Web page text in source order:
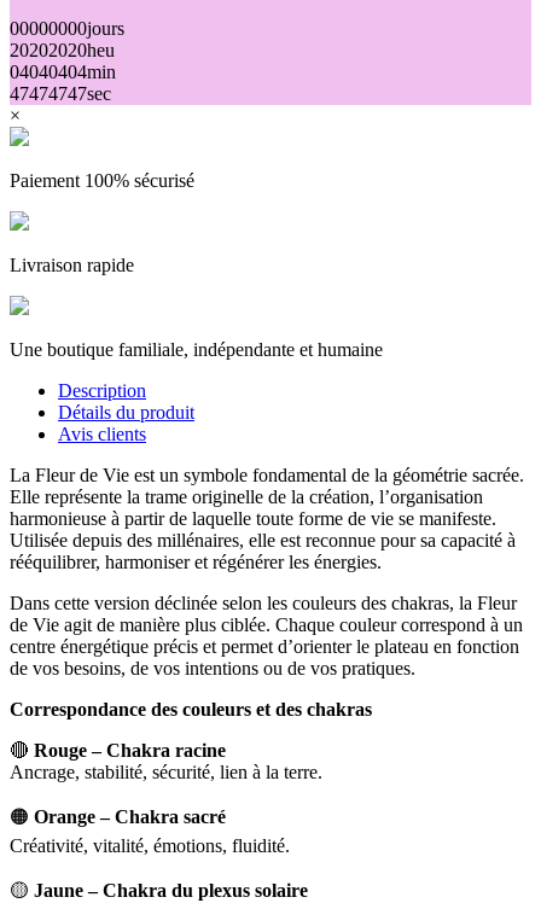
00000000jours
20202020heu
04040404min
47474747sec
×
Paiement 100% sécurisé
Livraison rapide
Une boutique familiale, indépendante et humaine
Description
Détails du produit
Avis clients
La Fleur de Vie est un symbole fondamental de la géométrie sacrée.
Elle représente la trame originelle de la création, l’organisation
harmonieuse à partir de laquelle toute forme de vie se manifeste.
Utilisée depuis des millénaires, elle est reconnue pour sa capacité à
rééquilibrer, harmoniser et régénérer les énergies.
Dans cette version déclinée selon les couleurs des chakras, la Fleur
de Vie agit de manière plus ciblée. Chaque couleur correspond à un
centre énergétique précis et permet d’orienter le plateau en fonction
de vos besoins, de vos intentions ou de vos pratiques.
Correspondance des couleurs et des chakras
🔴 Rouge – Chakra racine
Ancrage, stabilité, sécurité, lien à la terre.
🟠 Orange – Chakra sacré
Créativité, vitalité, émotions, fluidité.
🟡 Jaune – Chakra du plexus solaire